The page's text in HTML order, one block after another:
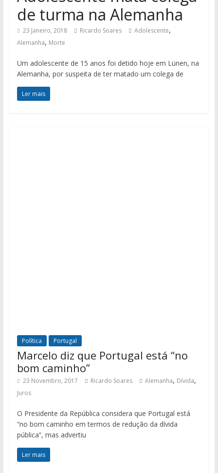
de turma na Alemanha
23 Janeiro, 2018 Ricardo Soares Adolescente,
Alemanha, Morte
Um adolescente de 15 anos foi detido hoje em Lünen, na
Alemanha, por suspeita de ter matado um colega de
Ler mais
Política Portugal
Marcelo diz que Portugal está “no
bom caminho”
23 Novembro, 2017 Ricardo Soares Alemanha, Dívida,
Juros
O Presidente da República considera que Portugal está
“no bom caminho em termos de redução da dívida
pública”, mas advertiu
Ler mais